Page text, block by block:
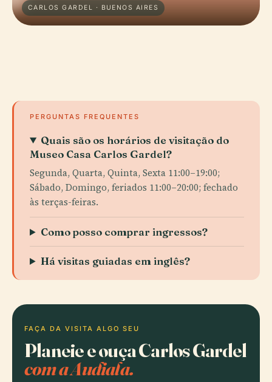
CARLOS GARDEL · BUENOS AIRES
PERGUNTAS FREQUENTES
Quais são os horários de visitação do
Museo Casa Carlos Gardel?
Segunda, Quarta, Quinta, Sexta 11:00–19:00;
Sábado, Domingo, feriados 11:00–20:00; fechado
às terças-feiras.
Como posso comprar ingressos?
Há visitas guiadas em inglês?
FAÇA DA VISITA ALGO SEU
Planeie e ouça Carlos Gardel
com a Audiala.